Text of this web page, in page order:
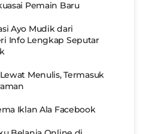
Pemain Baru
Ayo Mudik dari
Info Lengkap Seputar
Menulis, Termasuk
Iklan Ala Facebook